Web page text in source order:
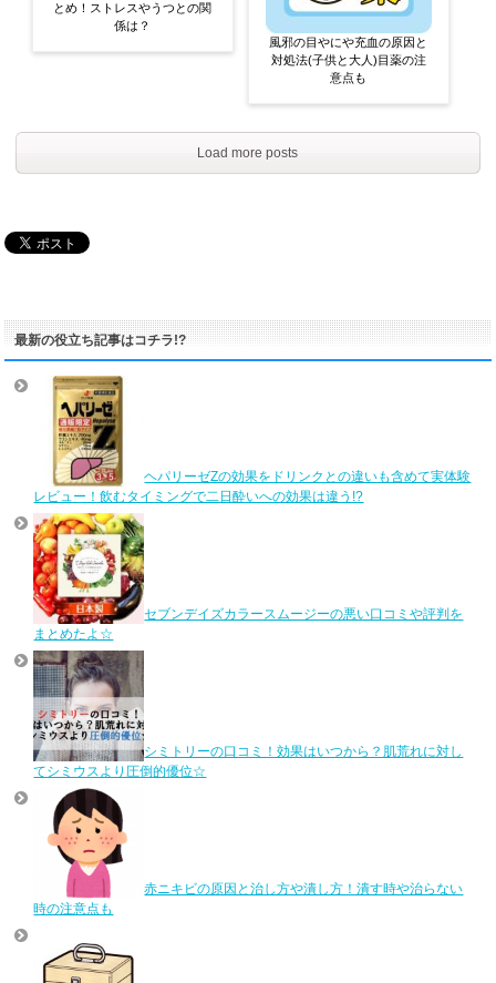
とめ！ストレスやうつとの関
係は？
風邪の目やにや充血の原因と
対処法(子供と大人)目薬の注
意点も
Load more posts
最新の役立ち記事はコチラ!?
ヘパリーゼZの効果をドリンクとの違いも含めて実体験
レビュー！飲むタイミングで二日酔いへの効果は違う!?
セブンデイズカラースムージーの悪い口コミや評判を
まとめたよ☆
シミトリーの口コミ！効果はいつから？肌荒れに対し
てシミウスより圧倒的優位☆
赤ニキビの原因と治し方や潰し方！潰す時や治らない
時の注意点も